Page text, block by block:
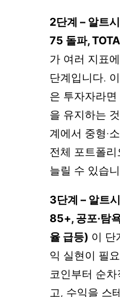
2단계 – 알트
75 돌파,
가 여러 지표
단계입니다.
은 투자자라
을 유지하는
계에서 중형·
전체 포트폴
늘릴 수 있습
3단계 – 알트
85+, 공포·탐
율 급등) 이 단
익 실현이 필
코인부터 순
고, 수익을 스